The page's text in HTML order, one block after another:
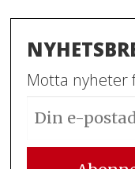
Motta nyheter